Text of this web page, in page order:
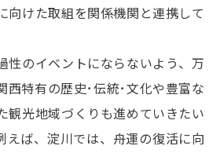
向けた取組を関係機関と連携して
性のイベントにならないよう、万
西特有の歴史･伝統･文化や豊富な
観光地域づくりも進めていきたい
えば、淀川では、舟運の復活に向